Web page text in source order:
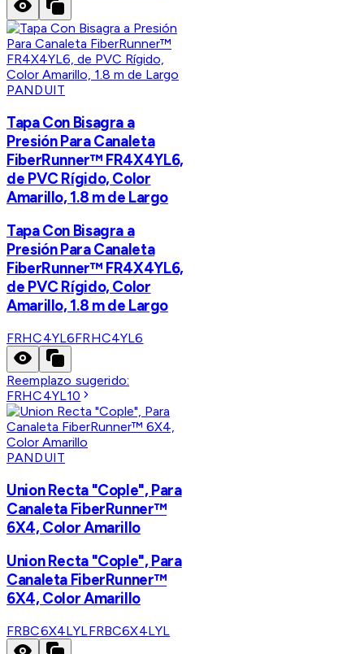
PANDUIT
Tapa Con Bisagra a
Presión Para Canaleta
FiberRunner™ FR4X4YL6,
de PVC Rígido, Color
Amarillo, 1.8 m de Largo
Tapa Con Bisagra a
Presión Para Canaleta
FiberRunner™ FR4X4YL6,
de PVC Rígido, Color
Amarillo, 1.8 m de Largo
FRHC4YL6FRHC4YL6
Reemplazo sugerido:
FRHC4YL10
PANDUIT
Union Recta "Cople", Para
Canaleta FiberRunner™
6X4, Color Amarillo
Union Recta "Cople", Para
Canaleta FiberRunner™
6X4, Color Amarillo
FRBC6X4LYLFRBC6X4LYL